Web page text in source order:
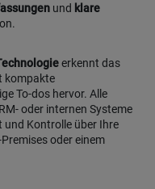
und klare
erkennt das
kompakte
To-dos hervor. Alle
oder internen Systeme
und Kontrolle über Ihre
oder einem